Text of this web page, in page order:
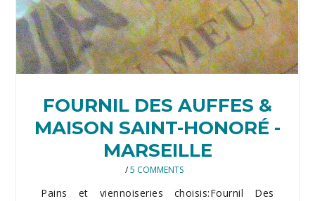
FOURNIL DES AUFFES &
MAISON SAINT-HONORÉ -
MARSEILLE
/5 COMMENTS
Pains et viennoiseries choisis:Fournil Des